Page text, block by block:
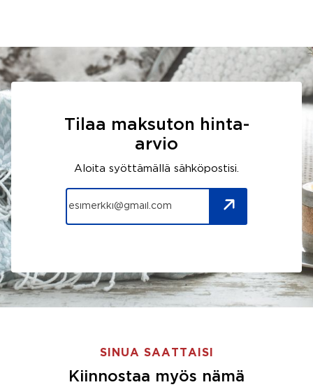
Tilaa maksuton hinta-
arvio
Aloita syöttämällä sähköpostisi.
SINUA SAATTAISI
Kiinnostaa myös nämä